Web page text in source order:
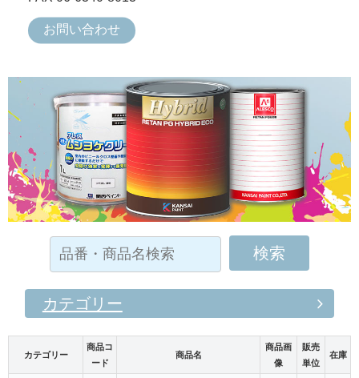
お問い合わせ
カテゴリー
カテゴリー
商品コ
ード
商品名
商品画
像
販売
単位
在庫